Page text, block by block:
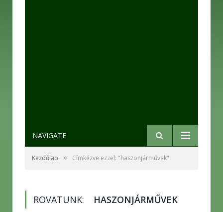
NAVIGATE
Kezdőlap » Címkézve ezzel: "haszonjárművek"
ROVATUNK: HASZONJÁRMŰVEK